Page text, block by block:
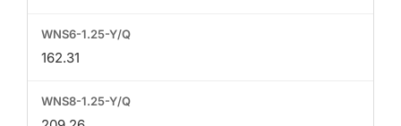
162.31